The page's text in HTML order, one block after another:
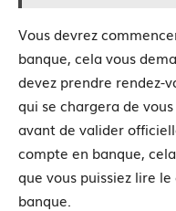
Vous devrez
banque, cela vous
devez prendre rendez-
qui se chargera de
avant de valider
compte en banque,
que vous puissiez lire
banque.